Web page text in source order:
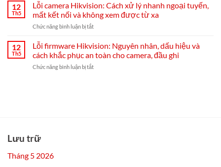
Hikvision
cài
đặt
Hik-
Connect
A–
Z
bị
mất
nguyên
nhân,
khắc
12
Th5
Lỗi camera Hikvision: Cách xử lý nhanh ngoại tuyến,
mất kết nối và không xem được từ xa
Chức năng bình luận bị tắtở
camera
Cách
xử
12
Th5
Lỗi firmware Hikvision: Nguyên nhân, dấu hiệu và
cách khắc phục an toàn cho camera, đầu ghi
Chức năng bình luận bị tắtở
Lưu trữ
Tháng 5 2026